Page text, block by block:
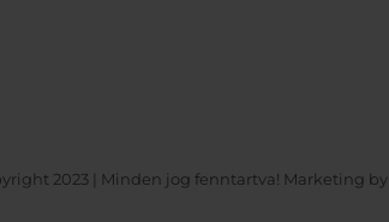
2023 | Minden jog fenntartva! Marketing by